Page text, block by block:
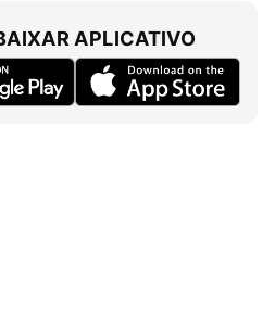
APLICATIVO